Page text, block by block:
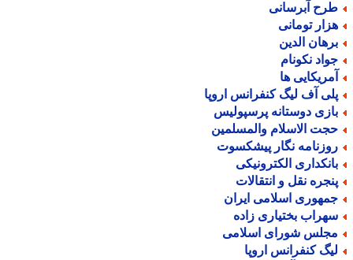
آبرسانی
تومانی
الدین
نکونام
ها
آف لیگ کنفرانس اروپا
دوستانه پرسپولیس
الاسلام والمسلمین
نگار پیشکسوت
الکترونیکی
نقل و انتقالات
اسلامی ایران
بختیاری زاده
شورای اسلامی
کنفرانس اروپا